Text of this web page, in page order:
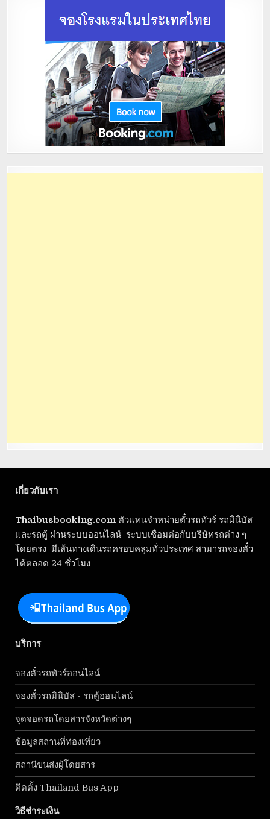
เกี่ยวกับเรา
Thaibusbooking.com ตัวแทนจำหน่ายตั๋วรถทัวร์ รถมินิบัส
และรถตู้ ผ่านระบบออนไลน์ ระบบเชื่อมต่อกับบริษัทรถต่าง ๆ
โดยตรง มีเส้นทางเดินรถครอบคลุมทั่วประเทศ สามารถจองตั๋ว
ได้ตลอด 24 ชั่วโมง
บริการ
จองตั๋วรถทัวร์ออนไลน์
จองตั๋วรถมินิบัส - รถตู้ออนไลน์
จุดจอดรถโดยสารจังหวัดต่างๆ
ข้อมูลสถานที่ท่องเที่ยว
สถานีขนส่งผู้โดยสาร
ติดตั้ง Thailand Bus App
วิธีชำระเงิน